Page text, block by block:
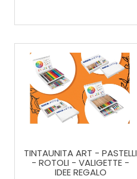
TINTAUNITA ART - PASTELLI
- ROTOLI - VALIGETTE -
IDEE REGALO